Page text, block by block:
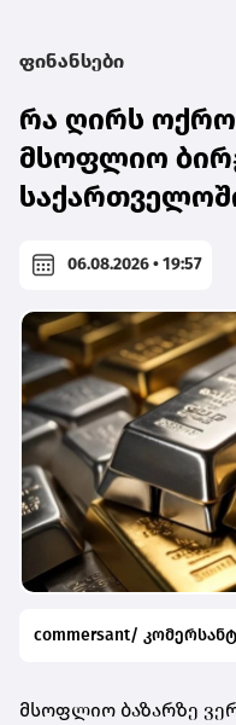
ფინანსები
რა ღირს
მსოფლიო
06.08.2026 • 19:57
commersant/
მსოფლიო ბაზარზე